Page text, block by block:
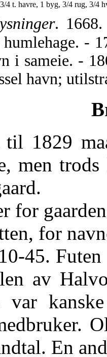
4 t. havre, 1 byg, 3/4 rug, 3/4
.
-
i sameie. -
havn;
men
for
for
45.
av
var
En